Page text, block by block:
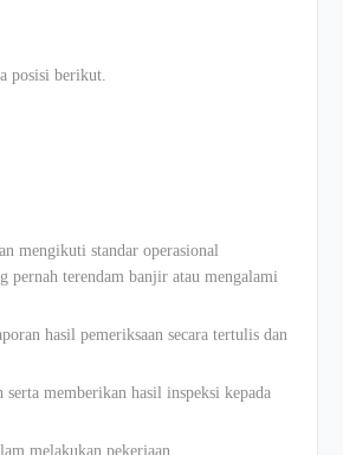
posisi berikut.
mengikuti standar operasional
pernah terendam banjir atau mengalami
hasil pemeriksaan secara tertulis dan
memberikan hasil inspeksi kepada
melakukan pekerjaan.